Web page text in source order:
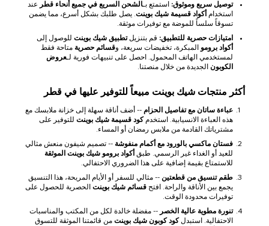
توصيل سريع وموثوق: استمتع بـالشحن السريع في جميع أنحاء قطر عند
استخدام أكواد قسيمة شيك بوينت . يصل طلبك بشكل أسرع، مما يضمن
تسوقاً سلساً للموضة مع توفيرات موثقة.
امتيازات حصرية للتطبيق: قم بتنزيلتطبيق شيك بوينت للوصول إلى
أكواد برومو المبكرة، تخفيضات سريعة، وقسائم حصرية متاحة فقط
لمستخدمي الهاتف المحمول. احصل على تنبيهات فورية لـعروض
الكوبون الجديدة من خلال منصتنا.
أكثر منتجات شيك بوينت مبيعاً للتوفير عليها في قطر
عباءة ساتان مع تفاصيل الحزام -- أضف أناقة سهلة إلى خزانة ملابسك مع
هذه العباءة الانسيابية. استخدمكود قسيمة شيك بوينت للتوفير على
مشترياتك القادمة من ملابس رمضان أو المساء.
فستان ماكسي بالورود مع أكمام منفوشة -- تصميم شيفون منعش مثالي
للعيد أو الغداء غير الرسمي. طبق أكواد برومو شيك بوينت الموثقة
للاستمتاع بقيمة إضافية على هذا الضروري الاحتفالي.
طقم تنسيق من قطعتين -- مثالي للسفر أو الأيام المريحة، هذا التنسيق
يجمع بين الأناقة والراحة. افتح قسائم شيك بوينت الحصرية للحصول على
توفيرات محدودة الوقت.
تنورة مطوية عالية الخصر -- مفضلة خالدة لكل من المكتب والمناسبات
الاحتفالية. استبدلكود كوبون شيك بوينت من قائمتنا الموثقة للتسوق